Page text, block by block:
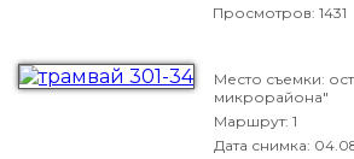
Просмотров: 1431
Место съемки:
микрорайона"
Маршрут: 1
Дата снимка: